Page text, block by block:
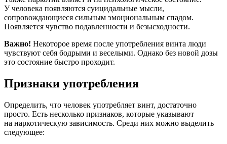
У человека появляются суицидальные мысли,
сопровождающиеся сильным эмоциональным спадом.
Появляется чувство подавленности и безысходности.
Важно! Некоторое время после употребления винта люди
чувствуют себя бодрыми и веселыми. Однако без новой дозы
это состояние быстро проходит.
Признаки употребления
Определить, что человек употребляет винт, достаточно
просто. Есть несколько признаков, которые указывают
на наркотическую зависимость. Среди них можно выделить
следующее: